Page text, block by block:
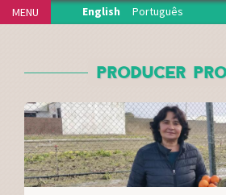
Jump to navigation
MENU
THE PROJECT
DELIVERY POINTS
HOW IT WORKS
NEWS
English Português
PRODUCER